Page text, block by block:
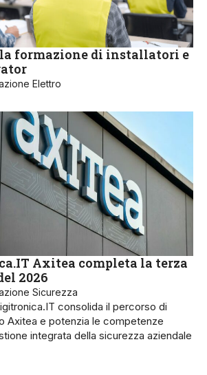
la formazione di installatori e
Elettro
Axitea completa la terza
2026
Sicurezza
consolida il percorso di
Axitea e potenzia le competenze
integrata della sicurezza aziendale